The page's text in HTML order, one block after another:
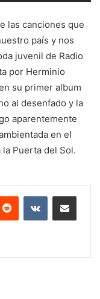
las canciones que
país y nos
juvenil de Radio
por Herminio
su primer album
al desenfado y la
aparentemente
en el
Puerta del Sol.